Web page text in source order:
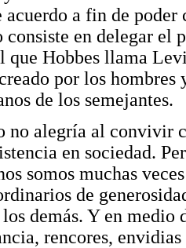
acuerdo a fin de
consiste en delegar el
que Hobbes llama
por los
de los semejantes.
no alegría al convivir
en sociedad.
somos muchas
de
demás. Y en medio
rencores,